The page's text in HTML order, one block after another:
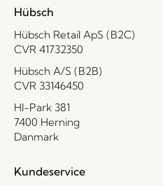
Hübsch
Hübsch Retail ApS (B2C)
CVR 41732350
Hübsch A/S (B2B)
CVR 33146450
HI-Park 381
7400 Herning
Danmark
Kundeservice